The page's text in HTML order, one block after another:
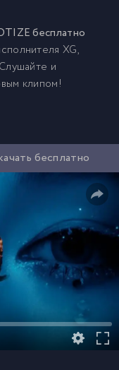
бесплатно
XG,
и
клипом!
бесплатно